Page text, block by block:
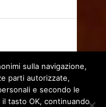
sulla navigazione,
parti autorizzate,
e secondo le
tasto OK, continuando